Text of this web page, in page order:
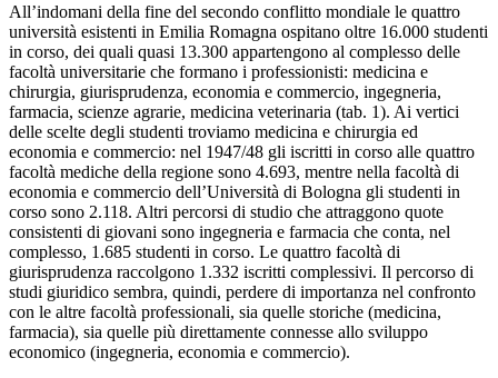
All’indomani della fine del secondo conflitto mondiale le quattro
università esistenti in Emilia Romagna ospitano oltre 16.000 studenti
in corso, dei quali quasi 13.300 appartengono al complesso delle
facoltà universitarie che formano i professionisti: medicina e
chirurgia, giurisprudenza, economia e commercio, ingegneria,
farmacia, scienze agrarie, medicina veterinaria (tab. 1). Ai vertici
delle scelte degli studenti troviamo medicina e chirurgia ed
economia e commercio: nel 1947/48 gli iscritti in corso alle quattro
facoltà mediche della regione sono 4.693, mentre nella facoltà di
economia e commercio dell’Università di Bologna gli studenti in
corso sono 2.118. Altri percorsi di studio che attraggono quote
consistenti di giovani sono ingegneria e farmacia che conta, nel
complesso, 1.685 studenti in corso. Le quattro facoltà di
giurisprudenza raccolgono 1.332 iscritti complessivi. Il percorso di
studi giuridico sembra, quindi, perdere di importanza nel confronto
con le altre facoltà professionali, sia quelle storiche (medicina,
farmacia), sia quelle più direttamente connesse allo sviluppo
economico (ingegneria, economia e commercio).